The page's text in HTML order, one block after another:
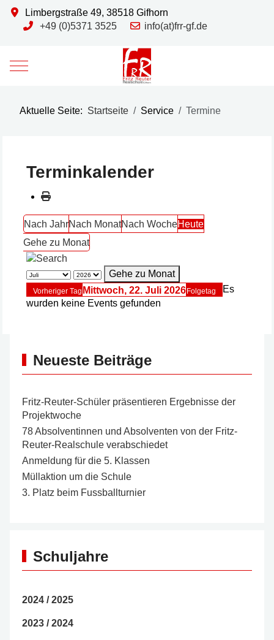
Limbergstraße 49, 38518 Gifhorn
+49 (0)5371 3525
info(at)frr-gf.de
Mobile Menu Toggle
Aktuelle Seite: Startseite Service Termine
Terminkalender
Nach JahrNach MonatNach WocheHeute
Gehe zu Monat
Gehe zu Monat
Vorheriger Tag Mittwoch, 22. Juli 2026Folgetag
Es
wurden keine Events gefunden
Neueste Beiträge
Fritz-Reuter-Schüler präsentieren Ergebnisse der
Projektwoche
78 Absolventinnen und Absolventen von der Fritz-
Reuter-Realschule verabschiedet
Anmeldung für die 5. Klassen
Müllaktion um die Schule
3. Platz beim Fussballturnier
Schuljahre
2024 / 2025
2023 / 2024